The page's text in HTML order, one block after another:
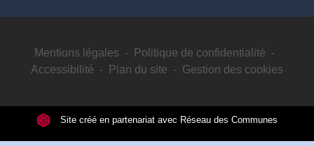
Mentions légales - Politique de confidentialité -
Accessibilité - Plan du site - Gestion des cookies
Site créé en partenariat avec Réseau des Communes